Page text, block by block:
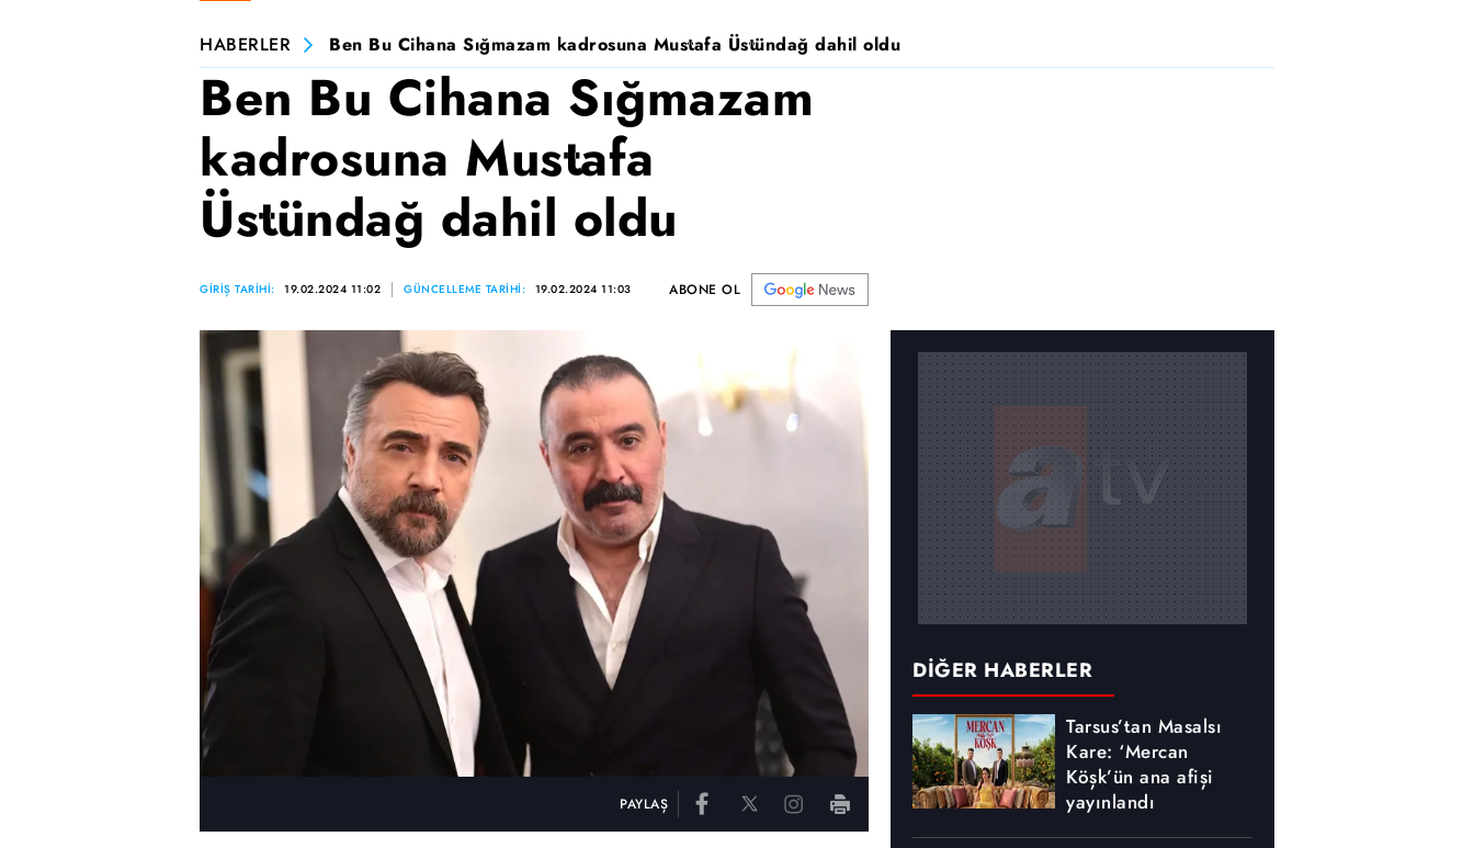
HABERLER Ben Bu Cihana Sığmazam kadrosuna Mustafa Üstündağ dahil oldu
Ben Bu Cihana Sığmazam
kadrosuna Mustafa
Üstündağ dahil oldu
GİRİŞ TARİHİ: 19.02.2024 11:02 GÜNCELLEME TARİHİ: 19.02.2024 11:03 ABONE OL
PAYLAŞ
DİĞER HABERLER
Tarsus’tan Masalsı
Kare: ‘Mercan
Köşk’ün ana afişi
yayınlandı